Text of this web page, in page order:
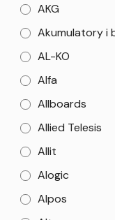
AKG
Akumulatory i
AL-KO
Alfa
Allboards
Allied Telesis
Allit
Alogic
Alpos